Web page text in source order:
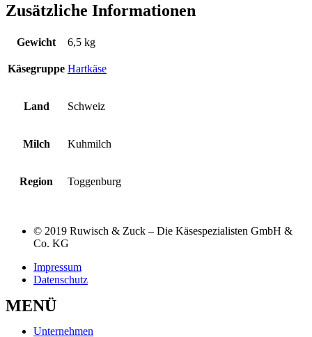
Zusätzliche Informationen
Gewicht 6,5 kg
Käsegruppe Hartkäse
Land Schweiz
Milch Kuhmilch
Region Toggenburg
© 2019 Ruwisch & Zuck – Die Käsespezialisten GmbH &
Co. KG
Impressum
Datenschutz
MENÜ
Unternehmen